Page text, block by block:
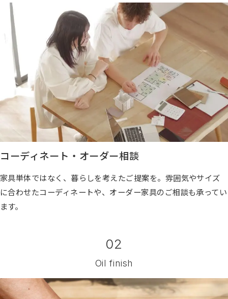
コーディネート・オーダー相談
家具単体ではなく、暮らしを考えたご提案を。雰囲気やサイズ
に合わせたコーディネートや、オーダー家具のご相談も承ってい
ます。
02
Oil finish